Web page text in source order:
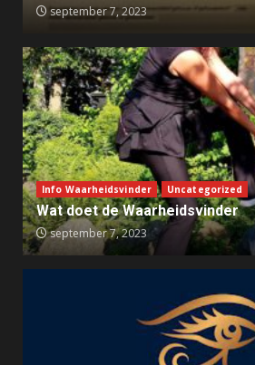
september 7, 2023
Info Waarheidsvinder Uncategorized
Wat doet de Waarheidsvinder
september 7, 2023